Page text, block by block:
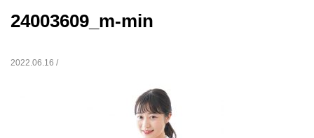
24003609_m-min
2022.06.16 /